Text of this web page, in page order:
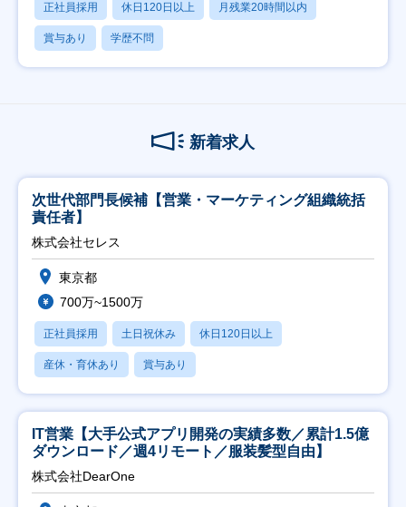
正社員採用 休日120日以上 月残業20時間以内
賞与あり 学歴不問
新着求人
次世代部門長候補【営業・マーケティング組織統括
責任者】
株式会社セレス
東京都
700万~1500万
正社員採用 土日祝休み 休日120日以上
産休・育休あり 賞与あり
IT営業【大手公式アプリ開発の実績多数／累計1.5億
ダウンロード／週4リモート／服装髪型自由】
株式会社DearOne